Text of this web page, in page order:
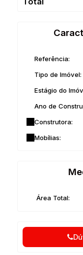
Referência:
Tipo de Imóvel:
Estágio do
Ano de
Construtora:
Mobílias:
Área Total: